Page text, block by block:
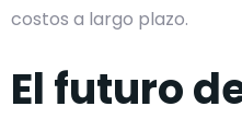
costos a largo plazo.
El futuro